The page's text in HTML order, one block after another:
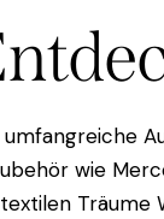
wie
Träume